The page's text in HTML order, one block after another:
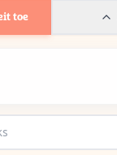
toe